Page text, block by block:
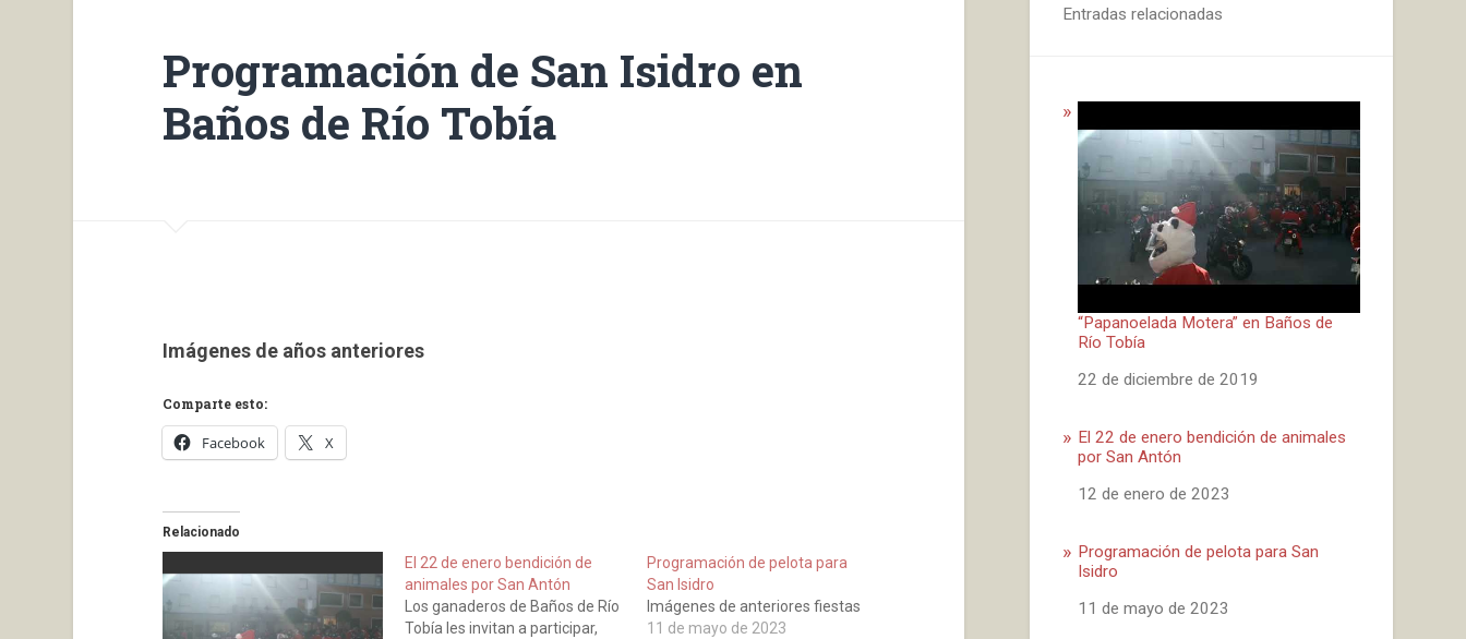
Programación de San Isidro en
Baños de Río Tobía
Imágenes de años anteriores
Comparte esto:
Facebook X
Relacionado
El 22 de enero bendición de
animales por San Antón
Los ganaderos de Baños de Río
Tobía les invitan a participar,
Programación de pelota para
San Isidro
Imágenes de anteriores fiestas
11 de mayo de 2023
Entradas relacionadas
“Papanoelada Motera” en Baños de
Río Tobía
Fecha
22 de diciembre de 2019
El 22 de enero bendición de animales
por San Antón
Fecha
12 de enero de 2023
Programación de pelota para San
Isidro
Fecha
11 de mayo de 2023